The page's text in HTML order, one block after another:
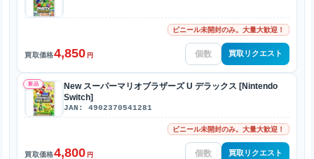
ビニール未開封のみ。大量大歓迎！
買取価格4,850 円 買取リクエスト
新品
New スーパーマリオブラザーズ U デラックス [Nintendo
Switch]
JAN: 4902370541281
ビニール未開封のみ。大量大歓迎！
買取価格4,800 円 買取リクエスト